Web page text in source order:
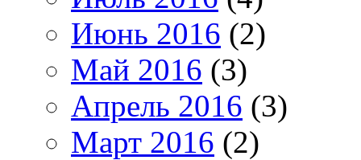
Июнь 2016 (2)
Май 2016 (3)
Апрель 2016 (3)
Март 2016 (2)